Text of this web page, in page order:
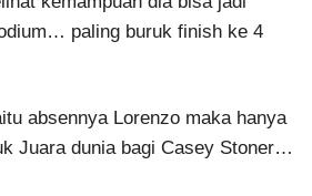
paling buruk finish ke 4
absennya Lorenzo maka hanya
Juara dunia bagi Casey Stoner…